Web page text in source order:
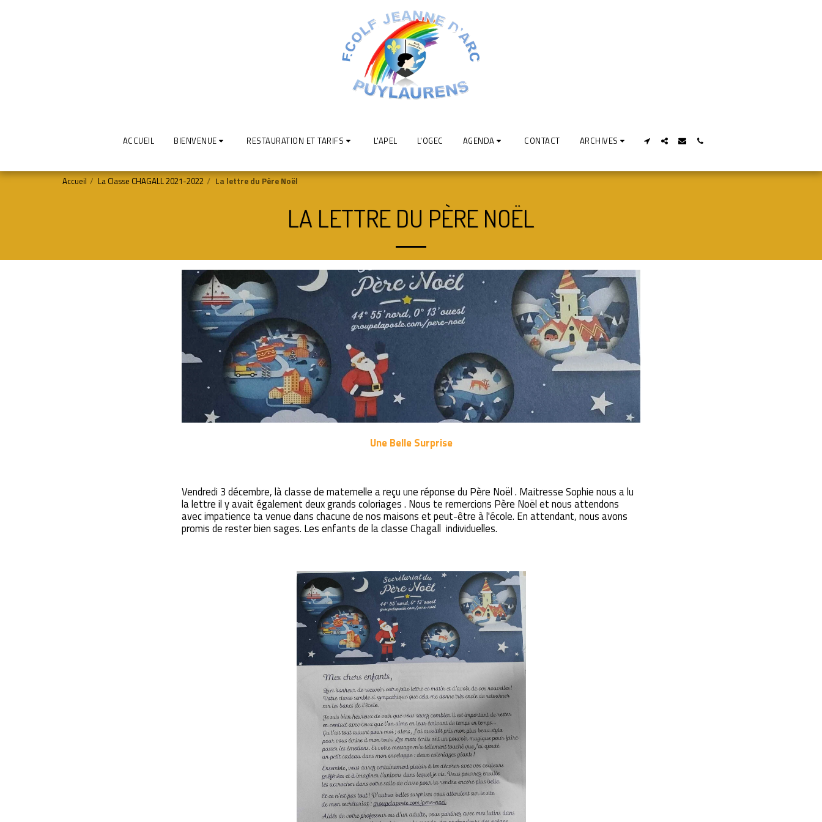
ACCUEIL BIENVENUE RESTAURATION ET TARIFS L'APEL L'OGEC AGENDA CONTACT ARCHIVES
Accueil La Classe CHAGALL 2021-2022 La lettre du Père Noël
LA LETTRE DU PÈRE NOËL
Une Belle Surprise
Vendredi 3 décembre, là classe de maternelle a reçu une réponse du Père Noël . Maitresse Sophie nous a lu
la lettre il y avait également deux grands coloriages . Nous te remercions Père Noël et nous attendons
avec impatience ta venue dans chacune de nos maisons et peut-être à l'école. En attendant, nous avons
promis de rester bien sages. Les enfants de la classe Chagall individuelles.